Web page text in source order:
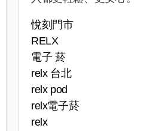
悅刻門市
RELX
電子 菸
relx 台北
relx pod
relx電子菸
relx